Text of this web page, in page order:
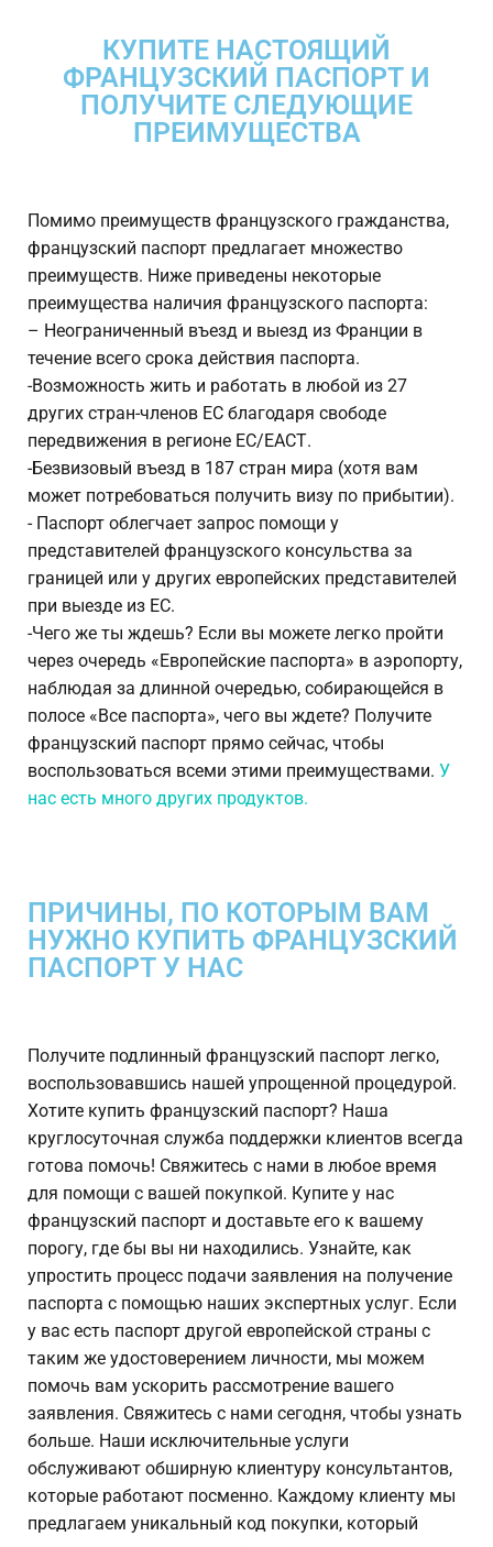
КУПИТЕ НАСТОЯЩИЙ
ФРАНЦУЗСКИЙ ПАСПОРТ И
ПОЛУЧИТЕ СЛЕДУЮЩИЕ
ПРЕИМУЩЕСТВА
Помимо преимуществ французского гражданства,
французский паспорт предлагает множество
преимуществ. Ниже приведены некоторые
преимущества наличия французского паспорта:
– Неограниченный въезд и выезд из Франции в
течение всего срока действия паспорта.
-Возможность жить и работать в любой из 27
других стран-членов ЕС благодаря свободе
передвижения в регионе ЕС/ЕАСТ.
-Безвизовый въезд в 187 стран мира (хотя вам
может потребоваться получить визу по прибытии).
- Паспорт облегчает запрос помощи у
представителей французского консульства за
границей или у других европейских представителей
при выезде из ЕС.
-Чего же ты ждешь? Если вы можете легко пройти
через очередь «Европейские паспорта» в аэропорту,
наблюдая за длинной очередью, собирающейся в
полосе «Все паспорта», чего вы ждете? Получите
французский паспорт прямо сейчас, чтобы
воспользоваться всеми этими преимуществами. У
нас есть много других продуктов.
ПРИЧИНЫ, ПО КОТОРЫМ ВАМ
НУЖНО КУПИТЬ ФРАНЦУЗСКИЙ
ПАСПОРТ У НАС
Получите подлинный французский паспорт легко,
воспользовавшись нашей упрощенной процедурой.
Хотите купить французский паспорт? Наша
круглосуточная служба поддержки клиентов всегда
готова помочь! Свяжитесь с нами в любое время
для помощи с вашей покупкой. Купите у нас
французский паспорт и доставьте его к вашему
порогу, где бы вы ни находились. Узнайте, как
упростить процесс подачи заявления на получение
паспорта с помощью наших экспертных услуг. Если
у вас есть паспорт другой европейской страны с
таким же удостоверением личности, мы можем
помочь вам ускорить рассмотрение вашего
заявления. Свяжитесь с нами сегодня, чтобы узнать
больше. Наши исключительные услуги
обслуживают обширную клиентуру консультантов,
которые работают посменно. Каждому клиенту мы
предлагаем уникальный код покупки, который